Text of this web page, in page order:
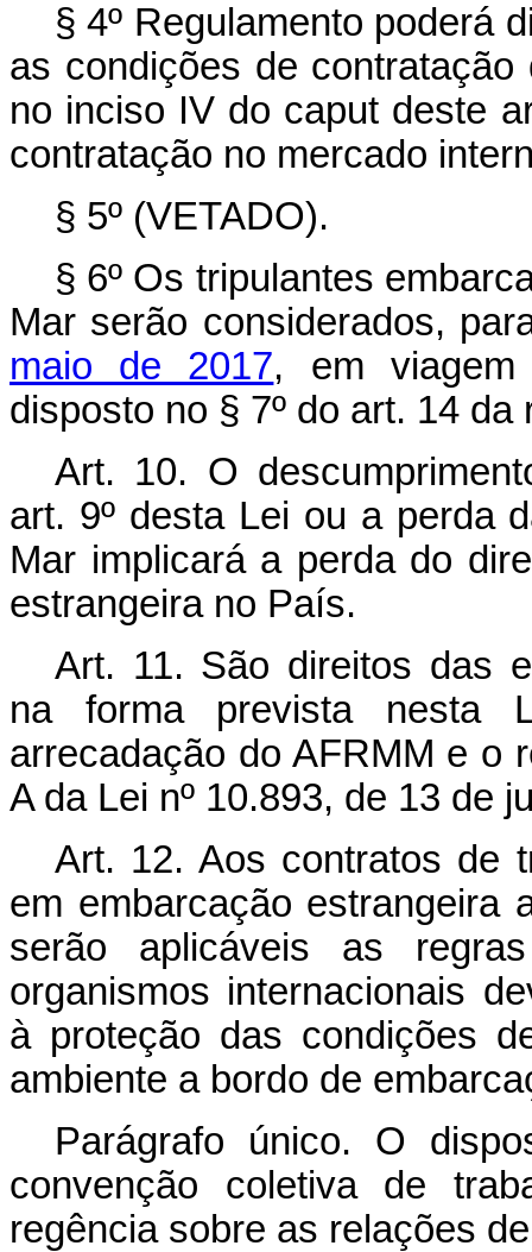
§ 4º Regulamento poderá
as condições de
no inciso IV do caput deste
contratação no mercado
§ 5º (VETADO).
§ 6º Os tripulantes
Mar serão considerados,
maio de 2017, em viagem
disposto no § 7º do art. 14 da
Art. 10. O
art. 9º desta Lei ou a perda
Mar implicará a perda do
estrangeira no País.
Art. 11. São direitos das
na forma prevista nesta
arrecadação do AFRMM e o
A da Lei nº 10.893, de 13 de
Art. 12. Aos contratos de
em embarcação estrangeira
serão aplicáveis as
organismos internacionais
à proteção das condições
ambiente a bordo de
Parágrafo único. O
convenção coletiva de
regência sobre as relações